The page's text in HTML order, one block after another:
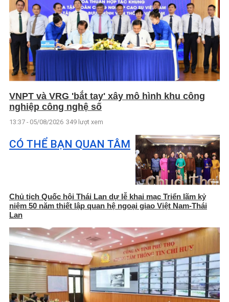
VNPT và VRG 'bắt tay' xây mô hình khu công
nghiệp công nghệ số
13:37 - 05/08/2026 349 lượt xem
CÓ THỂ BẠN QUAN TÂM
Chủ tịch Quốc hội Thái Lan dự lễ khai mạc Triển lãm kỷ
niệm 50 năm thiết lập quan hệ ngoại giao Việt Nam-Thái
Lan